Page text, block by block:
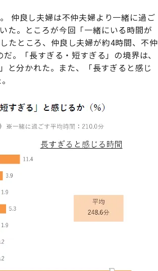
仲良し夫婦は不仲夫婦より一緒に過ご
た。ところが今回「一緒にいる時間が
たところ、仲良し夫婦が約4時間、不仲
。「長すぎる・短すぎる」の境界は、
と分かれた。また、「長すぎると感じ